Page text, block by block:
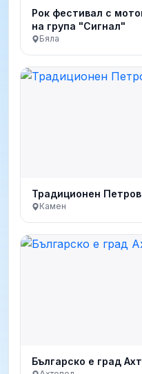
Рок фестивал с
на група "Сигнал"
Бяла
Традиционен
Камен
Българско е град